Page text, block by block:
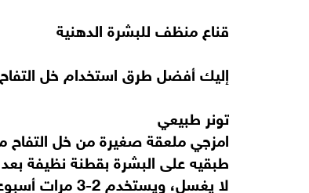
قناع منظف للبشرة الدهنية
إليك أفضل طرق استخدام خل
تونر طبيعي
امزجي ملعقة صغيرة من خل التفاح مع 3 ملاعق من
طبقيه على البشرة بقطنة نظيفة
لا يغسل، ويستخدم 2-3 مرات أسبوعياً.